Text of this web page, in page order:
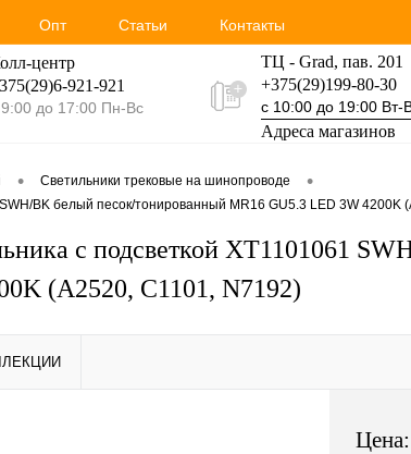
Опт Статьи Контакты
центр
921-921
до 17:00 Пн-Вс
ТЦ - Grad, пав. 201
+375(29)199-80-30
с 10:00 до 19:00 Вт-
Адреса магазинов
+375(29)354-30-60
с 9:00 до 17:00 Вт-Вс
• Светильники трековые на шинопроводе •
BK белый песок/тонированный MR16 GU5.3 LED 3W 4200K
с подсветкой XT1101061
(A2520, C1101, N7192)
Цена: